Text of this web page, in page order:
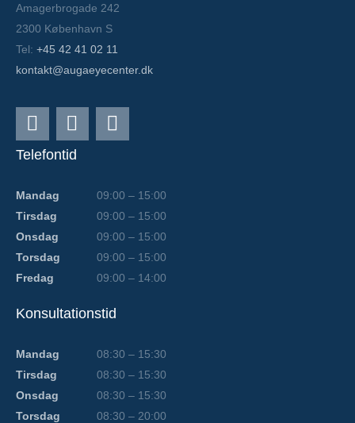
Amagerbrogade 242
2300 København S
Tel: +45 42 41 02 11
kontakt@augaeyecenter.dk
Telefontid
Mandag
Tirsdag
Onsdag
Torsdag
Fredag
09:00 – 15:00
09:00 – 15:00
09:00 – 15:00
09:00 – 15:00
09:00 – 14:00
Konsultationstid
Mandag
Tirsdag
Onsdag
Torsdag
08:30 – 15:30
08:30 – 15:30
08:30 – 15:30
08:30 – 20:00